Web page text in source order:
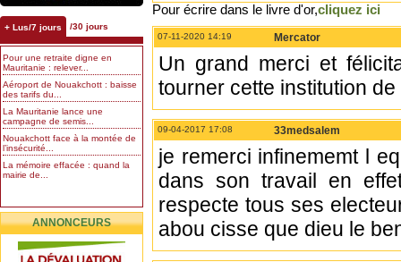
+ Lus/7 jours /30 jours
Pour une retraite digne en
Mauritanie : relever...
Aéroport de Nouakchott : baisse
des tarifs du...
La Mauritanie lance une
campagne de semis...
Nouakchott face à la montée de
l’insécurité...
La mémoire effacée : quand la
mairie de...
ANNONCEURS
Pour écrire dans le livre d'or,cliquez ici
07-11-2020 14:19 Mercator
Un grand merci et
tourner cette institution
09-04-2017 17:08 33medsalem
je remerci infinememt l
dans son travail en
respecte tous ses
abou cisse que dieu le